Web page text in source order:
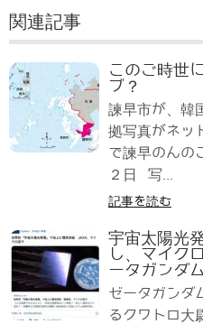
関連記事
このご時世
ブ？
諫早市が、韓
拠写真がネッ
で諫早のん
２日 写...
記事を読む
宇宙太陽光
し、マイク
ータガンダ
ゼータガンダ
るクワトロ大